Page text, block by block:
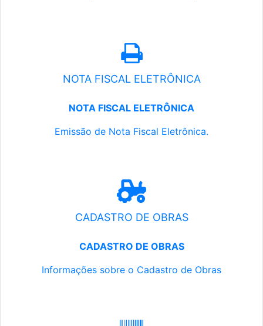
NOTA FISCAL ELETRÔNICA
NOTA FISCAL ELETRÔNICA
Emissão de Nota Fiscal Eletrônica.
CADASTRO DE OBRAS
CADASTRO DE OBRAS
Informações sobre o Cadastro de Obras